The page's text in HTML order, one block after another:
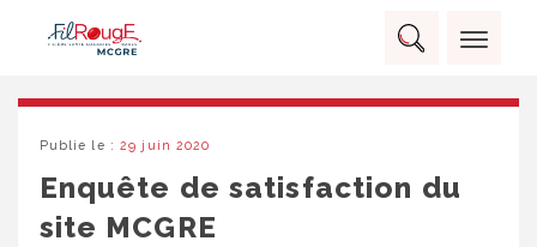
content
Rechercher :
RECHERCHER
Publie le :29 juin 2020
Enquête de satisfaction du
site MCGRE